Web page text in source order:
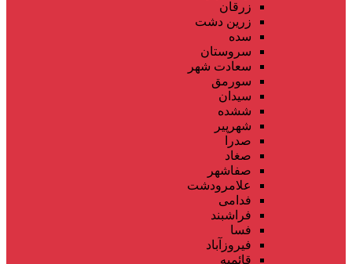
زرقان
زرین دشت
سده
سروستان
سعادت شهر
سورمق
سیدان
ششده
شهرپیر
صدرا
صغاد
صفاشهر
علامرودشت
فدامی
فراشبند
فسا
فیروزآباد
قائمیه